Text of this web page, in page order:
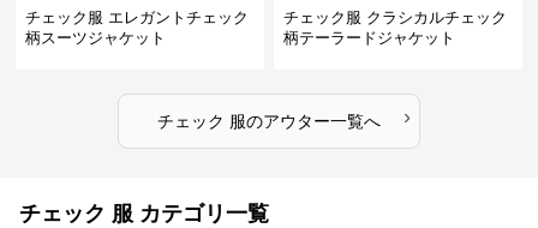
チェック服 エレガントチェック
柄スーツジャケット
チェック服 クラシカルチェック
柄テーラードジャケット
チェック 服のアウター一覧へ ›
チェック 服 カテゴリ一覧